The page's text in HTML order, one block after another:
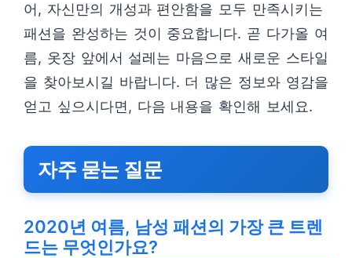
어, 자신만의 개성과 편안함을 모두 만족시키는
패션을 완성하는 것이 중요합니다. 곧 다가올 여
름, 옷장 앞에서 설레는 마음으로 새로운 스타일
을 찾아보시길 바랍니다. 더 많은 정보와 영감을
얻고 싶으시다면, 다음 내용을 확인해 보세요.
자주 묻는 질문
2020년 여름, 남성 패션의 가장 큰 트렌
드는 무엇인가요?